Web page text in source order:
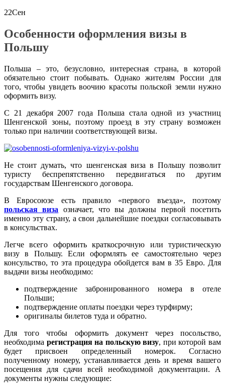
22Сен
Особенности оформления визы в
Польшу
Польша – это, безусловно, интересная страна, в которой
обязательно стоит побывать. Однако жителям России для
того, чтобы увидеть воочию красоты польской земли нужно
оформить визу.
С 21 декабря 2007 года Польша стала одной из участниц
Шенгенской зоны, поэтому проезд в эту страну возможен
только при наличии соответствующей визы.
Не стоит думать, что шенгенская виза в Польшу позволит
туристу беспрепятственно передвигаться по другим
государствам Шенгенского договора.
В Евросоюзе есть правило «первого въезда», поэтому
польская виза означает, что вы должны первой посетить
именно эту страну, а свои дальнейшие поездки согласовывать
в консульствах.
Легче всего оформить краткосрочную или туристическую
визу в Польшу. Если оформлять ее самостоятельно через
консульство, то эта процедура обойдется вам в 35 Евро. Для
выдачи визы необходимо:
подтверждение забронированного номера в отеле
Польши;
подтверждение оплаты поездки через турфирму;
оригиналы билетов туда и обратно.
Для того чтобы оформить документ через посольство,
необходима регистрация на польскую визу, при которой вам
будет присвоен определенный номерок. Согласно
полученному номеру, устанавливается день и время вашего
посещения для сдачи всей необходимой документации. А
документы нужны следующие: